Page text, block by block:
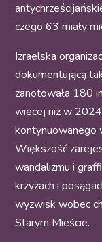
czego 63 miały
Izraelska
dokumentującą
zanotowała 180
więcej niż w
kontynuowanego
Większość
wandalizmu i
krzyżach i
wyzwisk wobec
Starym Mieście.